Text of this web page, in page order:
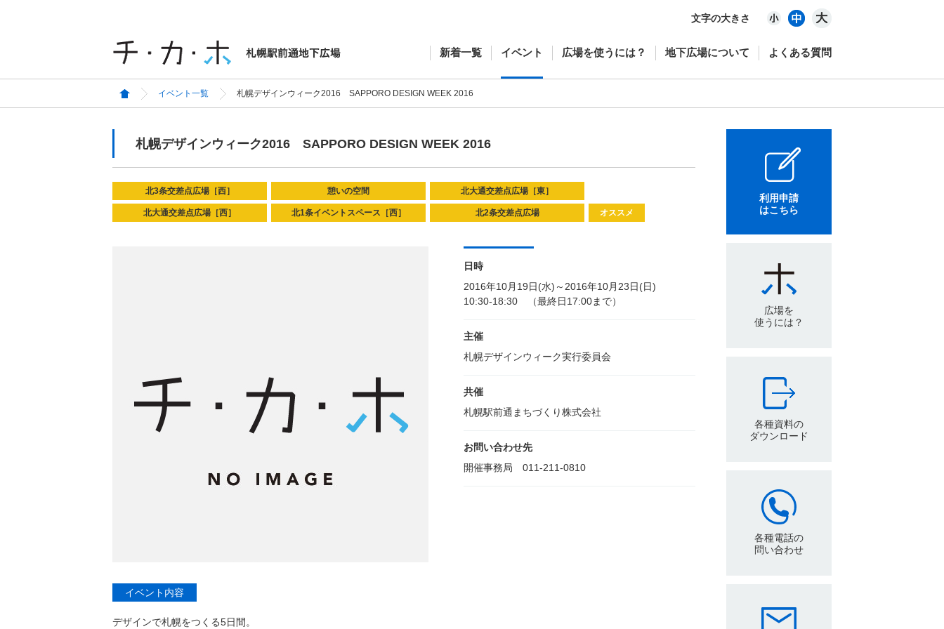
文字の大きさ
新着一覧 イベント 広場を使うには？ 地下広場について よくある質問
イベント一覧 札幌デザインウィーク2016 SAPPORO DESIGN WEEK 2016
札幌デザインウィーク2016 SAPPORO DESIGN WEEK 2016
北3条交差点広場［西］ 憩いの空間 北大通交差点広場［東］
北大通交差点広場［西］ 北1条イベントスペース［西］ 北2条交差点広場 オススメ
日時
2016年10月19日(水)～2016年10月23日(日)
10:30-18:30 （最終日17:00まで）
主催
札幌デザインウィーク実行委員会
共催
札幌駅前通まちづくり株式会社
お問い合わせ先
開催事務局 011-211-0810
イベント内容
デザインで札幌をつくる5日間。
利用申請
はこちら
広場を
使うには？
各種資料の
ダウンロード
各種電話の
問い合わせ